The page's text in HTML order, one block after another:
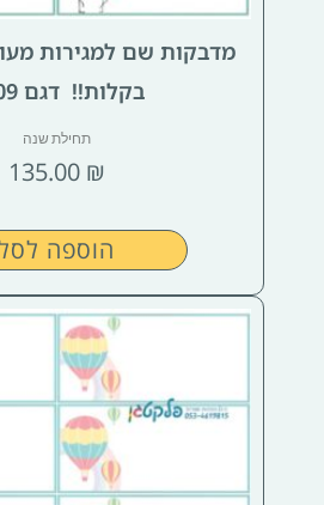
מדבקות שם למגירות
בקלות!! דגם #109
תחילת שנה
135.00 ₪
הוספה